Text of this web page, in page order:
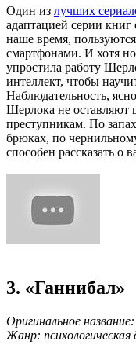
Один из лучших
адаптацией серии
наше время,
смартфонами. И хотя
упростила работу
интеллект, чтобы
Наблюдательность,
Шерлока не
преступникам. По
брюках, по
способен рассказать о
3. «Ганнибал»
Оригинальное
Жанр: